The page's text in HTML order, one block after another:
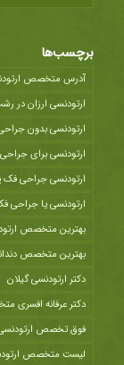
برچسب‌ها
آدرس متخصص
ارتودنسی ارزان در
ارتودنسی بدون
ارتودنسی برای
ارتودنسی جراحی فک
ارتودنسی یا جراحی
بهترین متخصص
بهترین متخصص
دکتر ارتودنسی گیلان
دکتر عرفانه افسری
فوق تخصص
لیست متخصص